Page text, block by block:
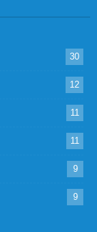
30
12
11
11
9
9